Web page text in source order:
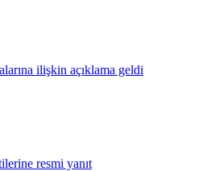
ilişkin açıklama geldi
resmi yanıt